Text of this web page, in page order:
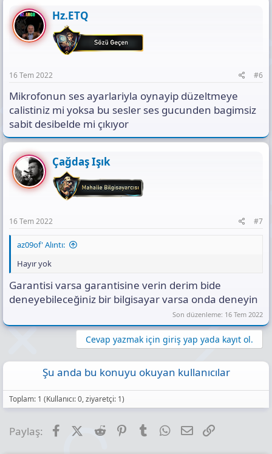
Hz.ETQ
16 Tem 2022 #6
Mikrofonun ses ayarlariyla oynayip düzeltmeye
calistiniz mi yoksa bu sesler ses gucunden bagimsiz
sabit desibelde mi çıkıyor
Çağdaş Işık
16 Tem 2022 #7
az09of' Alıntı:
Hayır yok
Garantisi varsa garantisine verin derim bide
deneyebileceğiniz bir bilgisayar varsa onda deneyin
Son düzenleme: 16 Tem 2022
Cevap yazmak için giriş yap yada kayıt ol.
Şu anda bu konuyu okuyan kullanıcılar
Toplam: 1 (Kullanıcı: 0, ziyaretçi: 1)
Paylaş: FacebookX (Twitter)
Reddit PinterestTumblr WhatsApp
E-posta